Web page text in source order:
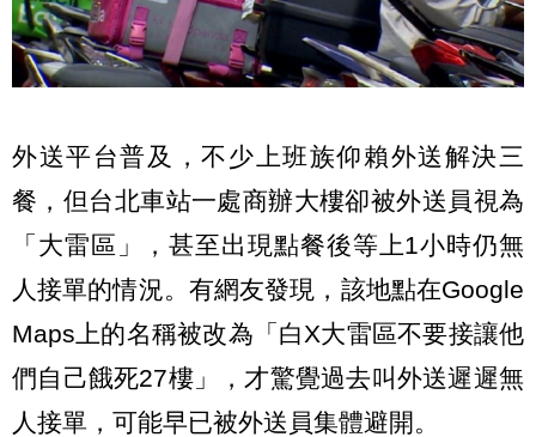
外送平台普及，不少上班族仰賴外送解決三
餐，但台北車站一處商辦大樓卻被外送員視為
「大雷區」，甚至出現點餐後等上1小時仍無
人接單的情況。有網友發現，該地點在Google
Maps上的名稱被改為「白X大雷區不要接讓他
們自己餓死27樓」，才驚覺過去叫外送遲遲無
人接單，可能早已被外送員集體避開。